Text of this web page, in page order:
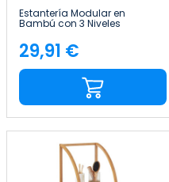
Estantería Modular en
Bambú con 3 Niveles
Thinia Home
Precio
29,91 €